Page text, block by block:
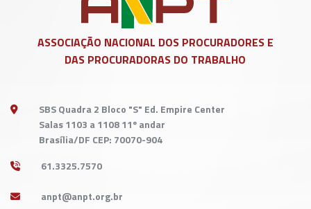
ASSOCIAÇÃO NACIONAL DOS PROCURADORES E
DAS PROCURADORAS DO TRABALHO
SBS Quadra 2 Bloco "S" Ed. Empire Center
Salas 1103 a 1108 11º andar
Brasília/DF CEP: 70070-904
61.3325.7570